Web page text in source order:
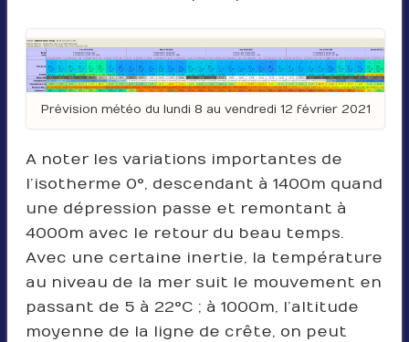
Prévision météo du lundi 8 au vendredi 12 février 2021
A noter les variations importantes de
l’isotherme 0°, descendant à 1400m quand
une dépression passe et remontant à
4000m avec le retour du beau temps.
Avec une certaine inertie, la température
au niveau de la mer suit le mouvement en
passant de 5 à 22°C ; à 1000m, l’altitude
moyenne de la ligne de crête, on peut